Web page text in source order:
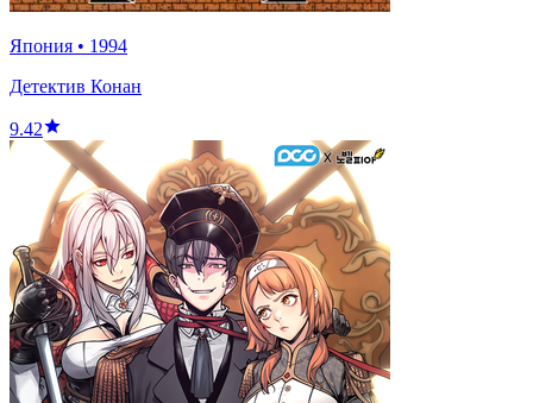
Япония • 1994
Детектив Конан
9.42